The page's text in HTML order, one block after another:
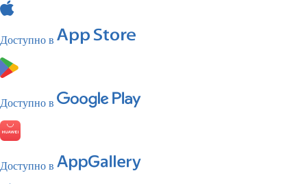
Доступно в
Доступно в
Доступно в